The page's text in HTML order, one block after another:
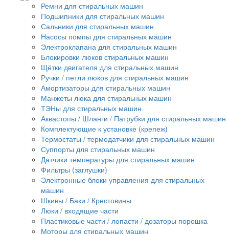
Ремни для стиральных машин
Подшипники для стиральных машин
Сальники для стиральных машин
Насосы помпы для стиральных машин
Электроклапана для стиральных машин
Блокировки люков стиральных машин
Щётки двигателя для стиральных машин
Ручки / петли люков для стиральных машин
Амортизаторы для стиральных машин
Манжеты люка для стиральных машин
ТЭНы для стиральных машин
Аквастопы / Шланги / Патрубки для стиральных машин
Комплектующие к установке (крепеж)
Термостаты / термодатчики для стиральных машин
Суппорты для стиральных машин
Датчики температуры для стиральных машин
Фильтры (заглушки)
Электронные блоки управления для стиральных
машин
Шкивы / Баки / Крестовины
Люки / входящие части
Пластиковые части / лопасти / дозаторы порошка
Моторы для стиральных машин